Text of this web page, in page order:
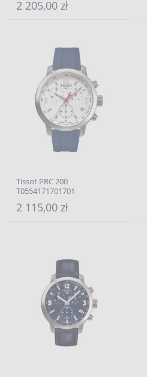
2 205,00 zł
Tissot PRC 200
T0554171701701
2 115,00 zł